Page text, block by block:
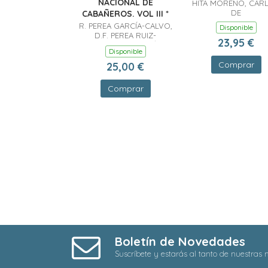
NACIONAL DE
CABAÑEROS. VOL III *
R. PEREA GARCÍA-CALVO,
D.F. PEREA RUIZ-
TAPIADOR, G.F. GIMÉNEZ
VELASCO
Disponible
25,00 €
Comprar
HITA MORENO,
DE
Disponible
23,95 €
Comprar
Boletín de Novedades
Suscríbete y estarás al tanto de nuestras